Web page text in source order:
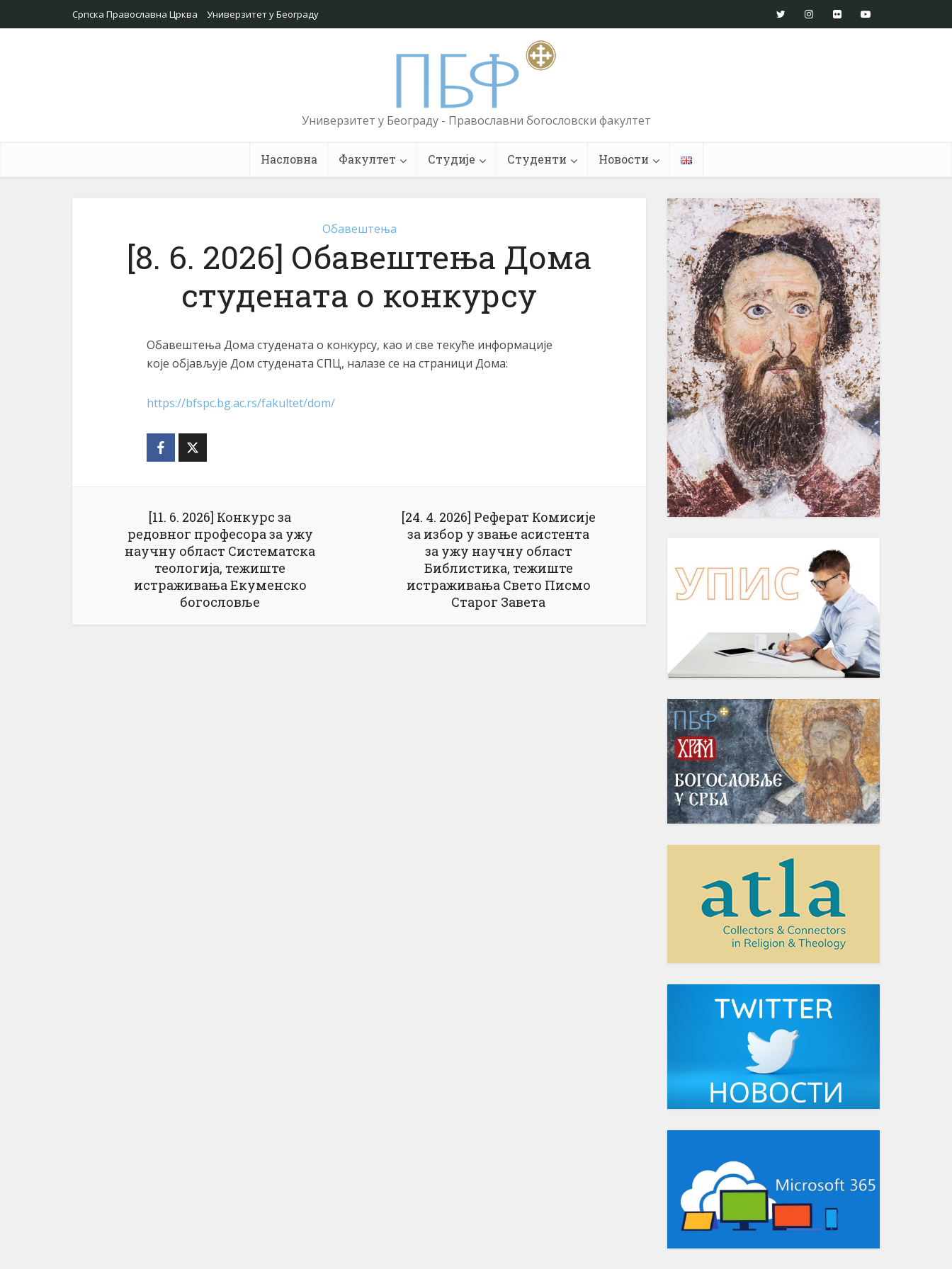
Српска Православна Црква Универзитет у Београду
Универзитет у Београду - Православни богословски факултет
Насловна Факултет Студије Студенти Новости
Обавештења
[8. 6. 2026] Обавештења Дома
студената о конкурсу
Обавештења Дома студената о конкурсу, као и све текуће информације
које објављује Дом студената СПЦ, налазе се на страници Дома:
https://bfspc.bg.ac.rs/fakultet/dom/
[11. 6. 2026] Конкурс за
редовног професора за ужу
научну област Систематска
теологија, тежиште
истраживања Екуменско
богословље
[24. 4. 2026] Реферат Комисије
за избор у звање асистента
за ужу научну област
Библистика, тежиште
истраживања Свето Писмо
Старог Завета